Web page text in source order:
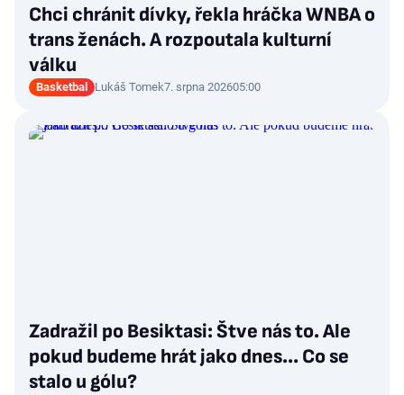
Chci chránit dívky, řekla hráčka WNBA o
trans ženách. A rozpoutala kulturní
válku
Basketbal Lukáš Tomek7. srpna 202605:00
Zadražil po Besiktasi: Štve nás to. Ale
pokud budeme hrát jako dnes... Co se
stalo u gólu?